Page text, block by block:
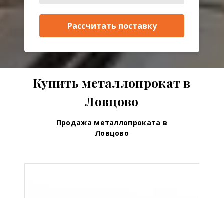
Рассчитать поставку
Купить металлопрокат в
Ловцово
Продажа металлопроката в
Ловцово